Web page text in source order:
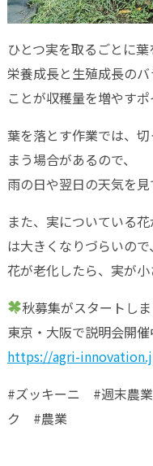
ひとつ実を取るごとに葉
栄養成長と生殖成長の
ことが収穫量を増やすポ
葉を落とす作業では、
まう場合があるので、
雨の日や翌日の天気を見
また、実についている
は大きくなりづらいので、
花が老化したら、実が小
秋募集がスタートし
東京・大阪で説明会開催
https://agri-
#ズッキーニ #週末農
ク #農業